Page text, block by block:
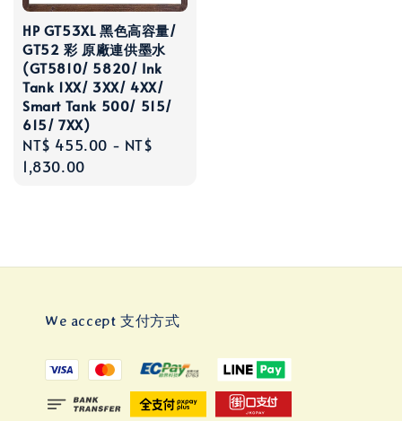
HP GT53XL 黑色高容量/
GT52 彩 原廠連供墨水
(GT5810/ 5820/ Ink
Tank 1XX/ 3XX/ 4XX/
Smart Tank 500/ 515/
615/ 7XX)
Regular
price
NT$ 455.00 - NT$
1,830.00
We accept 支付方式